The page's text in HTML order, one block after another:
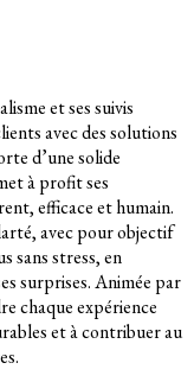
et ses suivis
avec des solutions
d’une solide
à profit ses
efficace et humain.
avec pour objectif
sans stress, en
surprises. Animée par
chaque expérience
et à contribuer au